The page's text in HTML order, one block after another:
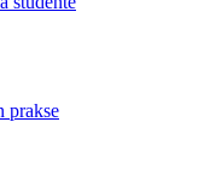
prakse